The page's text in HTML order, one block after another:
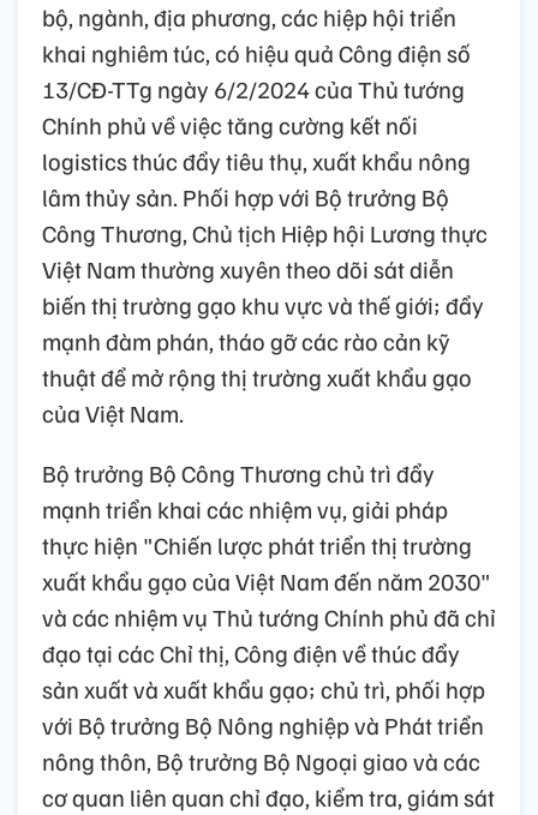
bộ, ngành, địa phương, các hiệp hội triển
khai nghiêm túc, có hiệu quả Công điện số
13/CĐ-TTg ngày 6/2/2024 của Thủ tướng
Chính phủ về việc tăng cường kết nối
logistics thúc đẩy tiêu thụ, xuất khẩu nông
lâm thủy sản. Phối hợp với Bộ trưởng Bộ
Công Thương, Chủ tịch Hiệp hội Lương thực
Việt Nam thường xuyên theo dõi sát diễn
biến thị trường gạo khu vực và thế giới; đẩy
mạnh đàm phán, tháo gỡ các rào cản kỹ
thuật để mở rộng thị trường xuất khẩu gạo
của Việt Nam.
Bộ trưởng Bộ Công Thương chủ trì đẩy
mạnh triển khai các nhiệm vụ, giải pháp
thực hiện "Chiến lược phát triển thị trường
xuất khẩu gạo của Việt Nam đến năm 2030"
và các nhiệm vụ Thủ tướng Chính phủ đã chỉ
đạo tại các Chỉ thị, Công điện về thúc đẩy
sản xuất và xuất khẩu gạo; chủ trì, phối hợp
với Bộ trưởng Bộ Nông nghiệp và Phát triển
nông thôn, Bộ trưởng Bộ Ngoại giao và các
cơ quan liên quan chỉ đạo, kiểm tra, giám sát